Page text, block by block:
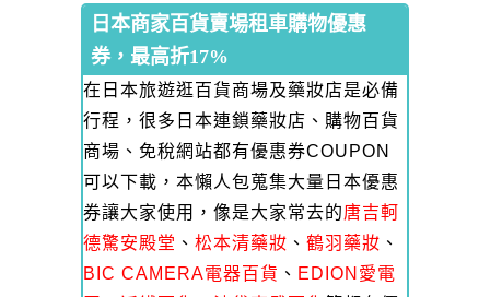
日本商家百貨賣場租車購物優惠
券，最高折17%
在日本旅遊逛百貨商場及藥妝店是必備
行程，很多日本連鎖藥妝店、購物百貨
商場、免稅網站都有優惠券COUPON
可以下載，本懶人包蒐集大量日本優惠
券讓大家使用，像是大家常去的唐吉軻
德驚安殿堂 、 松本清藥妝 、 鶴羽藥妝 、
BIC CAMERA電器百貨 、 EDION愛電